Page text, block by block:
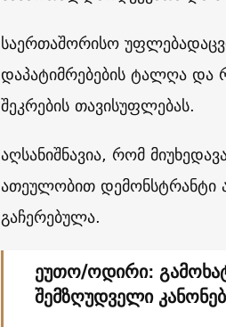
საერთაშორისო
დაპატიმრებების ტალღა და
შეკრების თავისუფლებას.
აღსანიშნავია, რომ
ათეულობით დემონსტრანტი
გაჩერებულა.
ეუთო/ოდირი:
შემზღუდველი